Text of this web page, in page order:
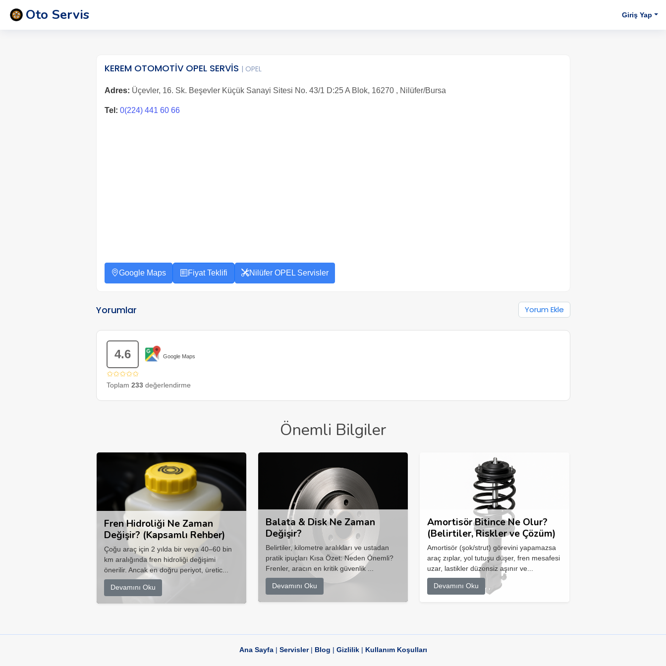
Oto Servis Giriş Yap
KEREM OTOMOTİV OPEL SERVİS | OPEL
Adres: Üçevler, 16. Sk. Beşevler Küçük Sanayi Sitesi No. 43/1 D:25 A Blok, 16270 , Nilüfer/Bursa
Tel: 0(224) 441 60 66
Google Maps Fiyat Teklifi Nilüfer OPEL Servisler
Yorumlar Yorum Ekle
4.6 Google Maps
✩✩✩✩✩
Toplam 233değerlendirme
Önemli Bilgiler
Fren Hidroliği Ne Zaman
Değişir? (Kapsamlı Rehber)
Çoğu araç için 2 yılda bir veya 40–60 bin
km aralığında fren hidroliği değişimi
önerilir. Ancak en doğru periyot, üretic...
Devamını Oku
Balata & Disk Ne Zaman
Değişir?
Belirtiler, kilometre aralıkları ve ustadan
pratik ipuçları Kısa Özet: Neden Önemli?
Frenler, aracın en kritik güvenlik ...
Devamını Oku
Amortisör Bitince Ne Olur?
(Belirtiler, Riskler ve Çözüm)
Amortisör (şok/strut) görevini yapamazsa
araç zıplar, yol tutuşu düşer, fren mesafesi
uzar, lastikler düzensiz aşınır ve...
Devamını Oku
Ana Sayfa| Servisler| Blog | Gizlilik| Kullanım Koşulları